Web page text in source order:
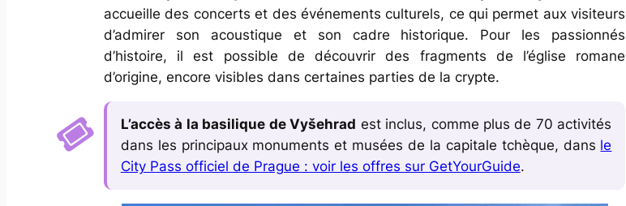
accueille des concerts et des événements culturels, ce qui permet aux visiteurs
d’admirer son acoustique et son cadre historique. Pour les passionnés
d’histoire, il est possible de découvrir des fragments de l’église romane
d’origine, encore visibles dans certaines parties de la crypte.
L’accès à la basilique de Vyšehrad est inclus, comme plus de 70 activités
dans les principaux monuments et musées de la capitale tchèque, dans le
City Pass officiel de Prague : voir les offres sur GetYourGuide.